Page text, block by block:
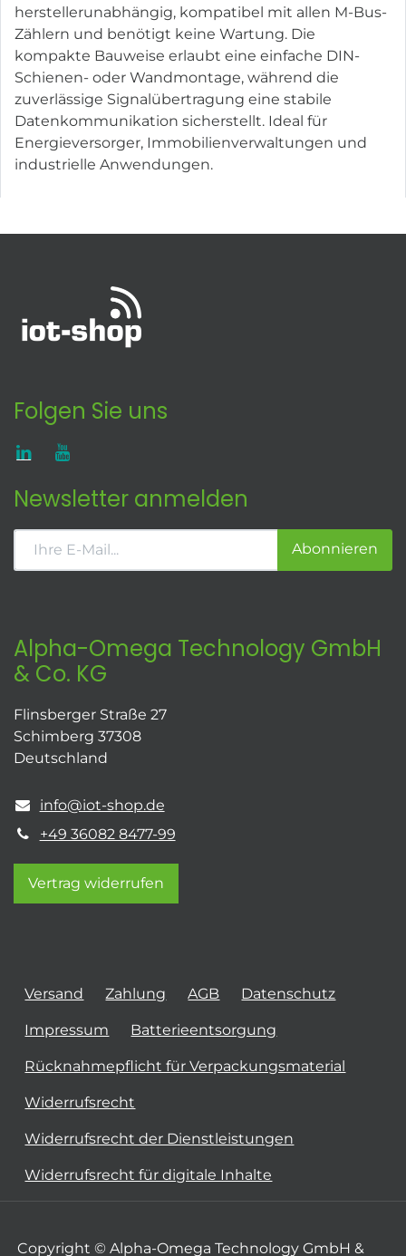
herstellerunabhängig, kompatibel mit allen M-Bus-
Zählern und benötigt keine Wartung. Die
kompakte Bauweise erlaubt eine einfache DIN-
Schienen- oder Wandmontage, während die
zuverlässige Signalübertragung eine stabile
Datenkommunikation sicherstellt. Ideal für
Energieversorger, Immobilienverwaltungen und
industrielle Anwendungen.
Folgen Sie uns
Newsletter anmelden
Abonnieren
Alpha-Omega Technology GmbH
& Co. KG
Flinsberger Straße 27
Schimberg 37308
Deutschland
info@iot-shop.de
+49 36082 8477-99
Vertrag widerrufen
Versand Zahlung AGB Datenschutz
Impressum Batterieentsorgung
Rücknahmepflicht für Verpackungsmaterial
Widerrufsrecht
Widerrufsrecht der Dienstleistungen
Widerrufsrecht für digitale Inhalte
Copyright © Alpha-Omega Technology GmbH &